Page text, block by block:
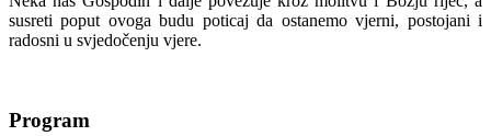
susreti poput ovoga budu poticaj da ostanemo vjerni, postojani i
radosni u svjedočenju vjere.
Program